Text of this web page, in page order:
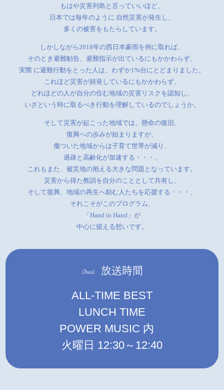
もはや災害列島と言っていいほど、
日本では毎年のように 自然災害が発生し、
多くの被害をもたらしています。
しかしながら2018年の西日本豪雨を例に取れば、
そのとき避難勧告、避難指示が出ているにもかかわらず、
実際 に避難行動をとった人は、わずか1%台にとどまりました。
これほど災害が頻発しているにもかかわらず、
どれほどの人が自分の住む地域の災害リスクを認知し、
いざという時に取るべき行動を理解しているのでしょうか。
そして災害が起こった地域では、懸命の復旧、
復興への歩みが始まりますが、
傷ついた地域からは子育て世帯が減り、
過疎と高齢化が加速する・・・、
これもまた、被災地の抱える大きな問題となっています。
災害から得た教訓を自分のこととして共有し、
そして復興、地域の再生へ励む人たちを応援する・・・、
それこそがこのプログラム、
「Hand in Hand」が
中心に据える想いです。
ALL-TIME BEST
LUNCH TIME
POWER MUSIC 内
火曜日 12:30～12:40